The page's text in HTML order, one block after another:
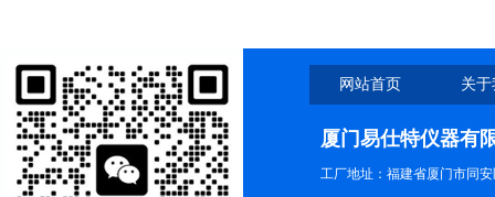
网站首页 关
厦门易仕特仪器有
工厂地址：福建省厦门市同